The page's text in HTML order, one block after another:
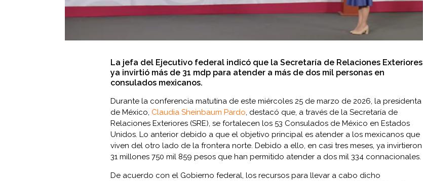
La jefa del Ejecutivo federal indicó que la Secretaría de Relaciones Exteriores
ya invirtió más de 31 mdp para atender a más de dos mil personas en
consulados mexicanos.
Durante la conferencia matutina de este miércoles 25 de marzo de 2026, la presidenta
de México, Claudia Sheinbaum Pardo, destacó que, a través de la Secretaría de
Relaciones Exteriores (SRE), se fortalecen los 53 Consulados de México en Estados
Unidos. Lo anterior debido a que el objetivo principal es atender a los mexicanos que
viven del otro lado de la frontera norte. Debido a ello, en casi tres meses, ya invirtieron
31 millones 750 mil 859 pesos que han permitido atender a dos mil 334 connacionales.
De acuerdo con el Gobierno federal, los recursos para llevar a cabo dicho